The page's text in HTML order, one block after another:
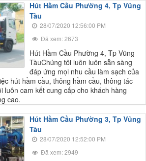
Hút Hầm Cầu Phường 4, Tp Vũng
Tàu
28/07/2020 12:56:00 PM
Đã xem: 2673
Hút Hầm Cầu Phường 4, Tp Vũng
TàuChúng tôi luôn luôn sẵn sàng
đáp ứng mọi nhu cầu làm sạch của
hút hầm cầu, thông hầm cầu, thông tác
luôn cam kết cung cấp cho khách hàng
cao.
Hút Hầm Cầu Phường 3, Tp Vũng
Tàu
28/07/2020 12:52:00 PM
Đã xem: 2949